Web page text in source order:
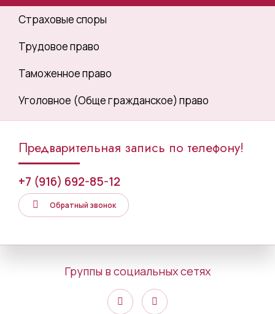
Страховые споры
Трудовое право
Таможенное право
Уголовное (Обще гражданское) право
Предварительная запись по телефону!
+7 (916) 692-85-12
Обратный звонок
Группы в социальных сетях